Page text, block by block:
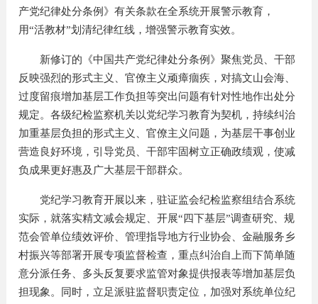
产党纪律处分条例》有关条款在全系统开展警示教育，
用“活教材”划清纪律红线，增强警示教育实效。
新修订的《中国共产党纪律处分条例》聚焦党员、干部
反映强烈的形式主义、官僚主义顽瘴痼疾，对搞文山会海、
过度留痕增加基层工作负担等突出问题有针对性地作出处分
规定。各级纪检监察机关以党纪学习教育为契机，持续纠治
加重基层负担的形式主义、官僚主义问题，为基层干事创业
营造良好环境，引导党员、干部牢固树立正确政绩观，使减
负成果更好惠及广大基层干部群众。
党纪学习教育开展以来，驻证监会纪检监察组结合系统
实际，就落实精文减会规定、开展“四下基层”调查研究、规
范会管单位绩效评价、管理指导地方行业协会、金融服务乡
村振兴等部署开展专项监督检查，重点纠治自上而下简单随
意分派任务、多头反复要求监管对象提供报表等增加基层负
担现象。同时，立足派驻监督职责定位，加强对系统单位纪